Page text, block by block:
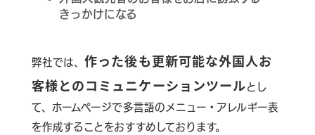
きっかけになる
弊社では、作った後も更新可能な外国人お
客様とのコミュニケーションツール とし
て、ホームページで多言語のメニュー・アレルギー表
を作成することをおすすめしております。